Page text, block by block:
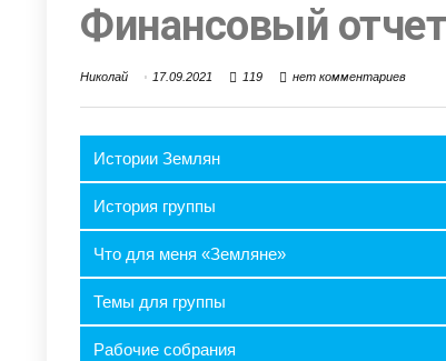
Финансовый отчет
Николай 17.09.2021 119 нет комментариев
Истории Землян
История группы
Что для меня «Земляне»
Темы для группы
Рабочие собрания